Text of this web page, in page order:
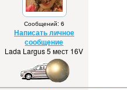
Сообщений: 6
Написать личное
сообщение
Lada Largus 5 мест 16V